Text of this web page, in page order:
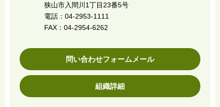
狭山市入間川1丁目23番5号
電話：04-2953-1111
FAX：04-2954-6262
問い合わせフォームメール
組織詳細